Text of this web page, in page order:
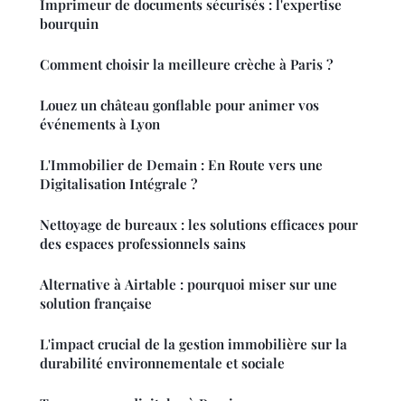
Imprimeur de documents sécurisés : l'expertise
bourquin
Comment choisir la meilleure crèche à Paris ?
Louez un château gonflable pour animer vos
événements à Lyon
L'Immobilier de Demain : En Route vers une
Digitalisation Intégrale ?
Nettoyage de bureaux : les solutions efficaces pour
des espaces professionnels sains
Alternative à Airtable : pourquoi miser sur une
solution française
L'impact crucial de la gestion immobilière sur la
durabilité environnementale et sociale